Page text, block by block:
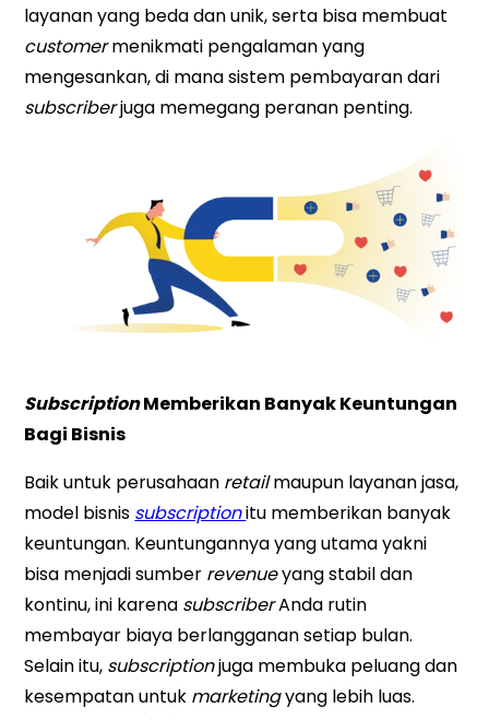
layanan yang beda dan unik, serta bisa membuat
customermenikmati pengalaman yang
mengesankan, di mana sistem pembayaran dari
subscriberjuga memegang peranan penting.
SubscriptionMemberikan Banyak Keuntungan
Bagi Bisnis
Baik untuk perusahaan retailmaupun layanan jasa,
model bisnis subscriptionitu memberikan banyak
keuntungan. Keuntungannya yang utama yakni
bisa menjadi sumber revenueyang stabil dan
kontinu, ini karena subscriberAnda rutin
membayar biaya berlangganan setiap bulan.
Selain itu, subscriptionjuga membuka peluang dan
kesempatan untuk marketingyang lebih luas.